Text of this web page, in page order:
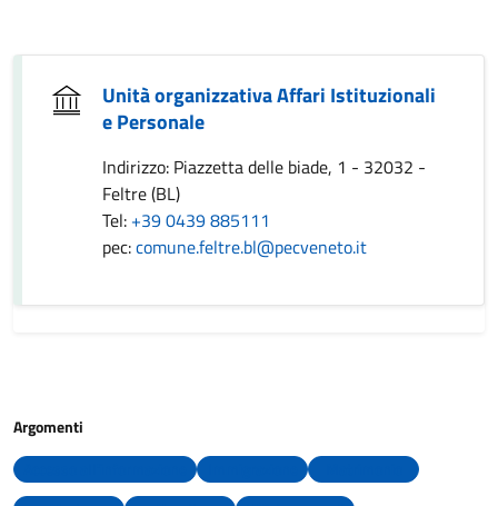
Unità organizzativa Affari Istituzionali
e Personale
Indirizzo: Piazzetta delle biade, 1 - 32032 -
Feltre (BL)
Tel: +39 0439 885111
pec:comune.feltre.bl@pecveneto.it
Argomenti